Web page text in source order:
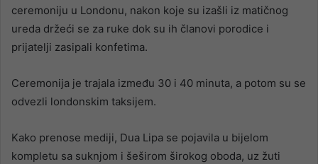
ceremoniju u Londonu, nakon koje su izašli iz matičnog
ureda držeći se za ruke dok su ih članovi porodice i
prijatelji zasipali konfetima.
Ceremonija je trajala između 30 i 40 minuta, a potom su se
odvezli londonskim taksijem.
Kako prenose mediji, Dua Lipa se pojavila u bijelom
kompletu sa suknjom i šeširom širokog oboda, uz žuti